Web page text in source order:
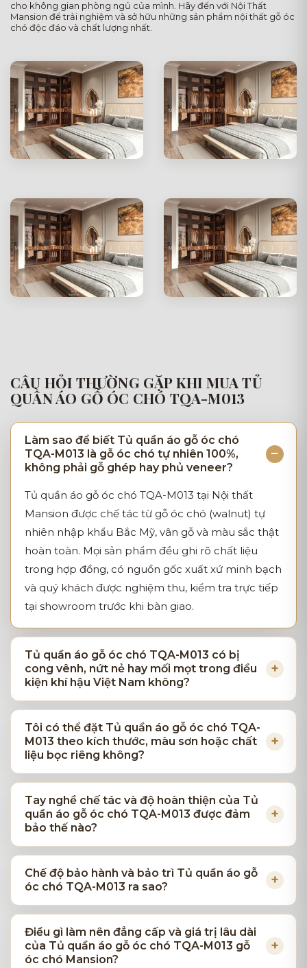
cho không gian phòng ngủ của mình. Hãy đến với Nội Thất
Mansion để trải nghiệm và sở hữu những sản phẩm nội thất gỗ óc
chó độc đáo và chất lượng nhất.
CÂU HỎI THƯỜNG GẶP KHI MUA TỦ
QUẦN ÁO GỖ ÓC CHÓ TQA-M013
Làm sao để biết Tủ quần áo gỗ óc chó
TQA-M013 là gỗ óc chó tự nhiên 100%,
không phải gỗ ghép hay phủ veneer?
Tủ quần áo gỗ óc chó TQA-M013 tại Nội thất
Mansion được chế tác từ gỗ óc chó (walnut) tự
nhiên nhập khẩu Bắc Mỹ, vân gỗ và màu sắc thật
hoàn toàn. Mọi sản phẩm đều ghi rõ chất liệu
trong hợp đồng, có nguồn gốc xuất xứ minh bạch
và quý khách được nghiệm thu, kiểm tra trực tiếp
tại showroom trước khi bàn giao.
Tủ quần áo gỗ óc chó TQA-M013 có bị
cong vênh, nứt nẻ hay mối mọt trong điều
kiện khí hậu Việt Nam không?
Tôi có thể đặt Tủ quần áo gỗ óc chó TQA-
M013 theo kích thước, màu sơn hoặc chất
liệu bọc riêng không?
Tay nghề chế tác và độ hoàn thiện của Tủ
quần áo gỗ óc chó TQA-M013 được đảm
bảo thế nào?
Chế độ bảo hành và bảo trì Tủ quần áo gỗ
óc chó TQA-M013 ra sao?
Điều gì làm nên đẳng cấp và giá trị lâu dài
của Tủ quần áo gỗ óc chó TQA-M013 gỗ
óc chó Mansion?